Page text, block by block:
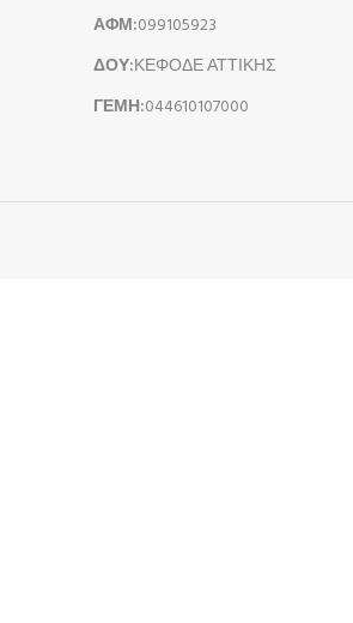
ΑΦΜ:099105923
ΔΟΥ:ΚΕΦΟΔΕ ΑΤΤΙΚΗΣ
ΓΕΜΗ:044610107000